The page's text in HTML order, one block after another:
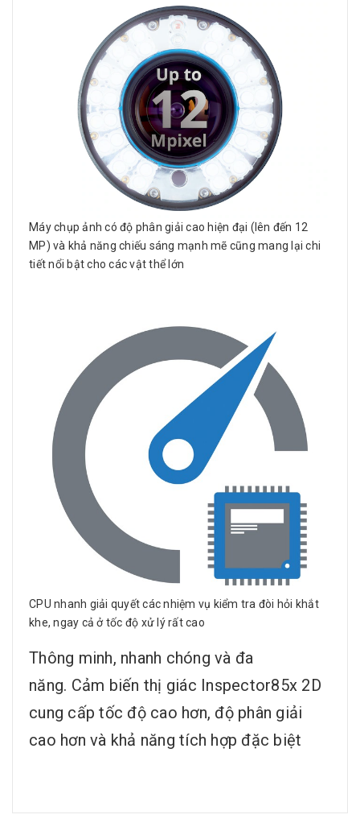
Máy chụp ảnh có độ phân giải cao hiện đại (lên đến 12
MP) và khả năng chiếu sáng mạnh mẽ cũng mang lại chi
tiết nổi bật cho các vật thể lớn
CPU nhanh giải quyết các nhiệm vụ kiểm tra đòi hỏi khắt
khe, ngay cả ở tốc độ xử lý rất cao
Thông minh, nhanh chóng và đa
năng. Cảm biến thị giác Inspector85x 2D
cung cấp tốc độ cao hơn, độ phân giải
cao hơn và khả năng tích hợp đặc biệt